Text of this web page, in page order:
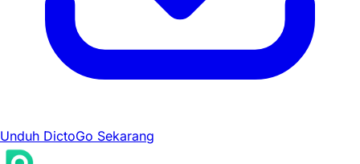
Unduh DictoGo Sekarang